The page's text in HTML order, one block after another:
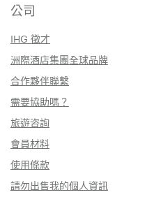
公司
IHG 徵才
洲際酒店集團全球品牌
合作夥伴聯繫
需要協助嗎？
旅遊咨詢
會員材料
使用條款
請勿出售我的個人資訊